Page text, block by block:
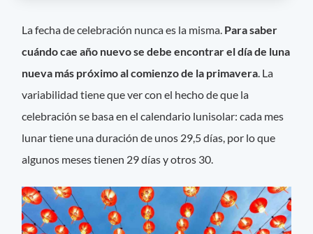
La fecha de celebración nunca es la misma. Para saber
cuándo cae año nuevo se debe encontrar el día de luna
nueva más próximo al comienzo de la primavera. La
variabilidad tiene que ver con el hecho de que la
celebración se basa en el calendario lunisolar: cada mes
lunar tiene una duración de unos 29,5 días, por lo que
algunos meses tienen 29 días y otros 30.